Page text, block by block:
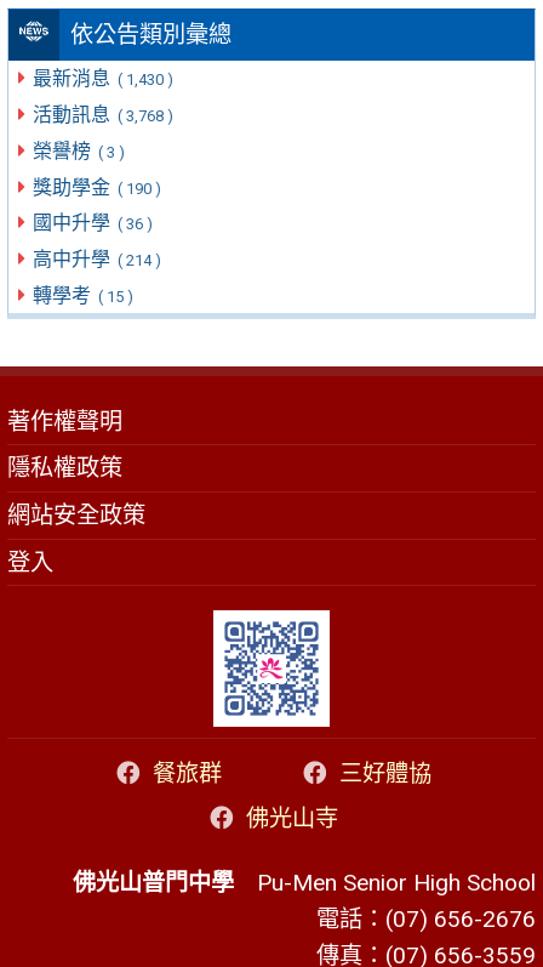
依公告類別彙總
最新消息 ( 1,430 )
活動訊息 ( 3,768 )
榮譽榜 ( 3 )
獎助學金 ( 190 )
國中升學 ( 36 )
高中升學 ( 214 )
轉學考 ( 15 )
著作權聲明
隱私權政策
網站安全政策
登入
餐旅群
三好體協
佛光山寺
佛光山普門中學 Pu-Men Senior High School
電話：(07) 656-2676
傳真：(07) 656-3559